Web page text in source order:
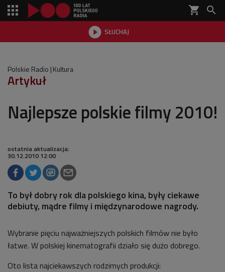
shopping_cart 
 SŁUCHAJ

Polskie Radio Kultura
Artykuł
Najlepsze polskie filmy 2010!
ostatnia aktualizacja:
30.12.2010 12:00
To był dobry rok dla polskiego kina, były ciekawe
debiuty, mądre filmy i międzynarodowe nagrody.
Wybranie pięciu najważniejszych polskich filmów nie było
łatwe. W polskiej kinematografii działo się dużo dobrego.
Oto lista najciekawszych rodzimych produkcji: